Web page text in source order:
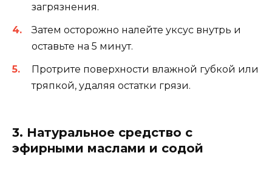
загрязнения.
Затем осторожно налейте уксус внутрь и
оставьте на 5 минут.
Протрите поверхности влажной губкой или
тряпкой, удаляя остатки грязи.
3. Натуральное средство с
эфирными маслами и содой